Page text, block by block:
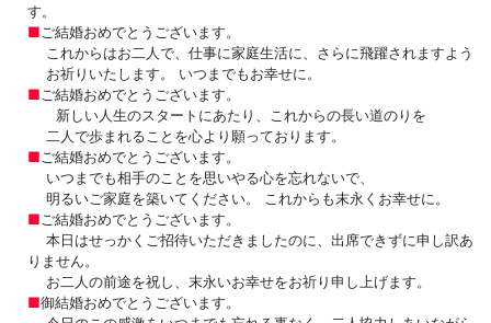
す。
■ ご結婚おめでとうございます。
これからはお二人で、仕事に家庭生活に、さらに飛躍されますよう
お祈りいたします。 いつまでもお幸せに。
■ ご結婚おめでとうございます。
新しい人生のスタートにあたり、これからの長い道のりを
二人で歩まれることを心より願っております。
■ ご結婚おめでとうございます。
いつまでも相手のことを思いやる心を忘れないで、
明るいご家庭を築いてください。 これからも末永くお幸せに。
■ ご結婚おめでとうございます。
本日はせっかくご招待いただきましたのに、出席できずに申し訳あ
りません。
お二人の前途を祝し、末永いお幸せをお祈り申し上げます。
■御結婚おめでとうございます。